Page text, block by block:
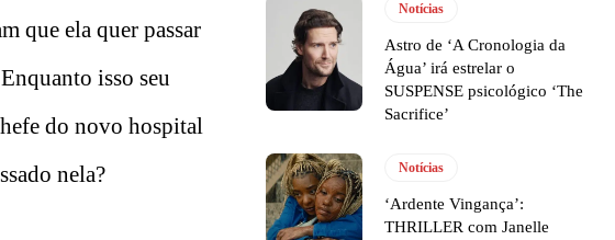
que ela quer passar
isso seu
do novo hospital
nela?
Notícias
Astro de ‘A Cronologia da
Água’ irá estrelar o
SUSPENSE psicológico ‘The
Sacrifice’
Notícias
‘Ardente Vingança’:
THRILLER com Janelle